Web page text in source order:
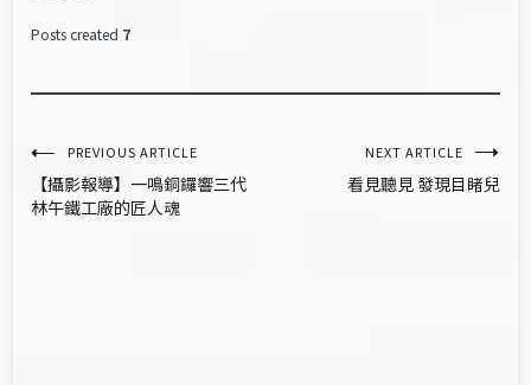
Posts created 7
文
章
PREVIOUS ARTICLE
【攝影報導】一鳴銅鑼響三代
林午鐵工廠的匠人魂
NEXT ARTICLE
看見聽見 發現目睹兒